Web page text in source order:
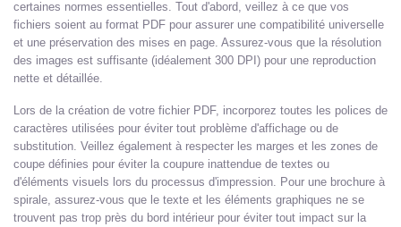
certaines normes essentielles. Tout d'abord, veillez à ce que vos
fichiers soient au format PDF pour assurer une compatibilité universelle
et une préservation des mises en page. Assurez-vous que la résolution
des images est suffisante (idéalement 300 DPI) pour une reproduction
nette et détaillée.
Lors de la création de votre fichier PDF, incorporez toutes les polices de
caractères utilisées pour éviter tout problème d'affichage ou de
substitution. Veillez également à respecter les marges et les zones de
coupe définies pour éviter la coupure inattendue de textes ou
d'éléments visuels lors du processus d'impression. Pour une brochure à
spirale, assurez-vous que le texte et les éléments graphiques ne se
trouvent pas trop près du bord intérieur pour éviter tout impact sur la